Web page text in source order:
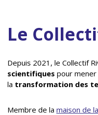
Le
Depuis 2021, le Collectif
scientifiques pour
la transformation des
Membre de la maison de